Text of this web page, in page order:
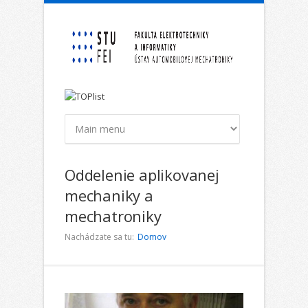
Skočiť na hlavný obsah
Oddelenie aplikovanej
mechaniky a
mechatroniky
Nachádzate sa tu: Domov